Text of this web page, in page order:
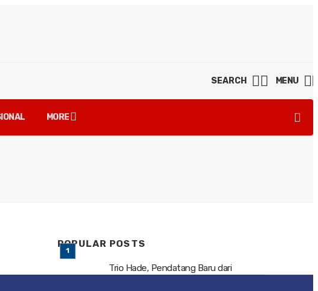
SEARCH MENU
MORE
POPULAR POSTS
Trio Hade, Pendatang Baru dari